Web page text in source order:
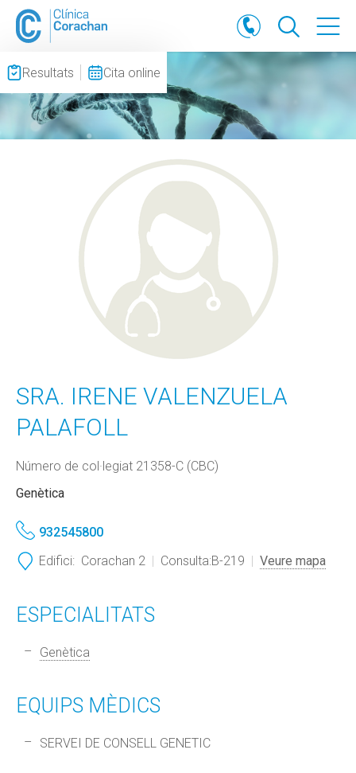
Resultats Cita online
SRA. IRENE VALENZUELA
PALAFOLL
Número de col·legiat 21358-C (CBC)
Genètica
932545800
Edifici: Corachan 2 Consulta:B-219 Veure mapa
ESPECIALITATS
Genètica
EQUIPS MÈDICS
SERVEI DE CONSELL GENETIC